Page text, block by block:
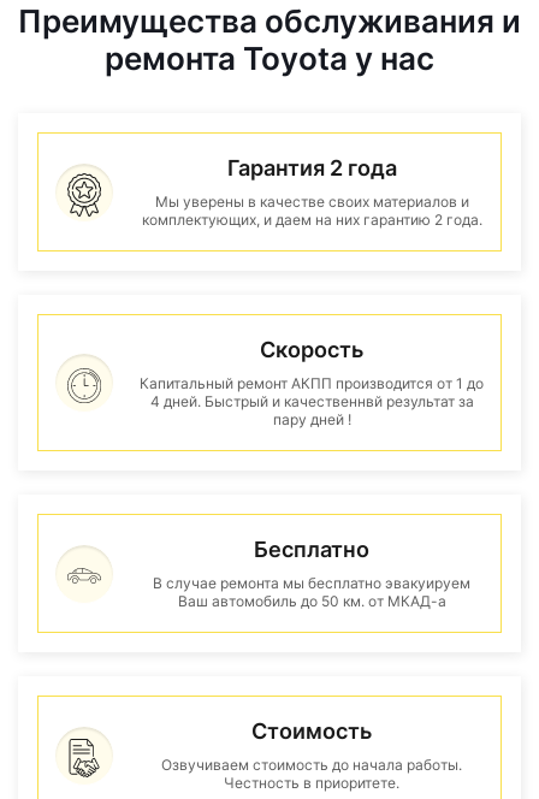
Преимущества обслуживания и
ремонта Toyota у нас
Гарантия 2 года
Мы уверены в качестве своих материалов и
комплектующих, и даем на них гарантию 2 года.
Скорость
Капитальный ремонт АКПП производится от 1 до
4 дней. Быстрый и качественнвй результат за
пару дней !
Бесплатно
В случае ремонта мы бесплатно эвакуируем
Ваш автомобиль до 50 км. от МКАД-а
Стоимость
Озвучиваем стоимость до начала работы.
Честность в приоритете.